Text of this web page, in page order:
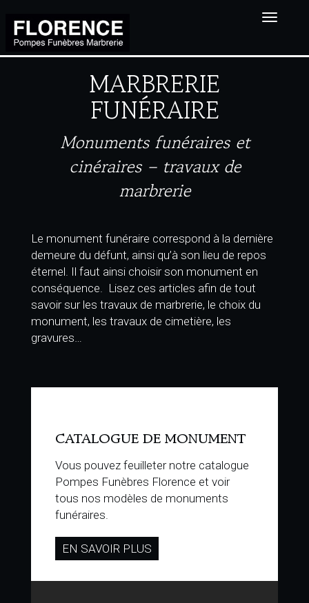
Toggle
MARBRERIE
FUNÉRAIRE
Monuments funéraires et
cinéraires – travaux de
marbrerie
Le monument funéraire correspond à la dernière
demeure du défunt, ainsi qu’à son lieu de repos
éternel. Il faut ainsi choisir son monument en
conséquence. Lisez ces articles afin de tout
savoir sur les travaux de marbrerie, le choix du
monument, les travaux de cimetière, les
gravures…
CATALOGUE DE MONUMENT
Vous pouvez feuilleter notre catalogue
Pompes Funèbres Florence et voir
tous nos modèles de monuments
funéraires.
EN SAVOIR PLUS